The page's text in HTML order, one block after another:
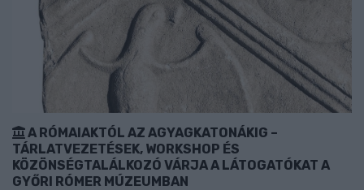
A RÓMAIAKTÓL AZ AGYAGKATONÁKIG –
TÁRLATVEZETÉSEK, WORKSHOP ÉS
KÖZÖNSÉGTALÁLKOZÓ VÁRJA A LÁTOGATÓKAT A
GYŐRI RÓMER MÚZEUMBAN